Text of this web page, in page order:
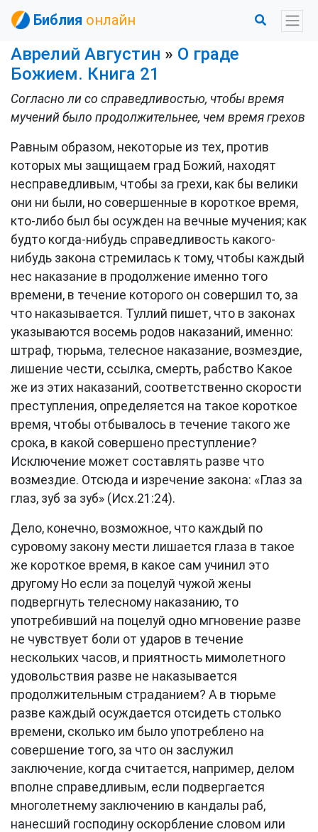
Библия онлайн
Аврелий Августин » О граде
Божием. Книга 21
Согласно ли со справедливостью, чтобы время
мучений было продолжительнее, чем время грехов
Равным образом, некоторые из тех, против
которых мы защищаем град Божий, находят
несправедливым, чтобы за грехи, как бы велики
они ни были, но совершенные в короткое время,
кто-либо был бы осужден на вечные мучения; как
будто когда-нибудь справедливость какого-
нибудь закона стремилась к тому, чтобы каждый
нес наказание в продолжение именно того
времени, в течение которого он совершил то, за
что наказывается. Туллий пишет, что в законах
указываются восемь родов наказаний, именно:
штраф, тюрьма, телесное наказание, возмездие,
лишение чести, ссылка, смерть, рабство Какое
же из этих наказаний, соответственно скорости
преступления, определяется на такое короткое
время, чтобы отбывалось в течение такого же
срока, в какой совершено преступление?
Исключение может составлять разве что
возмездие. Отсюда и изречение закона: «Глаз за
глаз, зуб за зуб» (Исх.21:24).
Дело, конечно, возможное, что каждый по
суровому закону мести лишается глаза в такое
же короткое время, в какое сам учинил это
другому Но если за поцелуй чужой жены
подвергнуть телесному наказанию, то
употребивший на поцелуй одно мгновение разве
не чувствует боли от ударов в течение
нескольких часов, и приятность мимолетного
удовольствия разве не наказывается
продолжительным страданием? А в тюрьме
разве каждый осуждается отсидеть столько
времени, сколько им было употреблено на
совершение того, за что он заслужил
заключение, когда считается, например, делом
вполне справедливым, если подвергается
многолетнему заключению в кандалы раб,
нанесший господину оскорбление словом или